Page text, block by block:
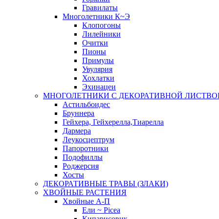
Гравилаты
Многолетники К~Э
Клопогоны
Лилейники
Очитки
Пионы
Примулы
Увулярия
Хохлатки
Эхинацеи
МНОГОЛЕТНИКИ С ДЕКОРАТИВНОЙ
Астильбоидес
Бруннера
Гейхера, Гейхерелла,Тиарелла
Дармера
Леукосцептрум
Папоротники
Подофиллы
Роджерсия
Хосты
ДЕКОРАТИВНЫЕ ТРАВЫ (ЗЛАКИ)
ХВОЙНЫЕ РАСТЕНИЯ
Хвойные А-П
Ели ~ Picea